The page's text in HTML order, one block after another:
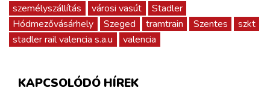
személyszállítás
városi vasút
Stadler
Hódmezővásárhely
Szeged tramtrain Szentes
szkt
stadler rail valencia s.a.u
valencia
KAPCSOLÓDÓ HÍREK